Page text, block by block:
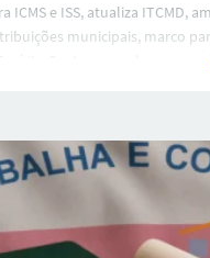
ICMS e ISS, atualiza ITCMD,
municipais, marco
Santo promulgou uma
emenda nacional, e prevê
neutralidade e tributação
e do ISS para o novo